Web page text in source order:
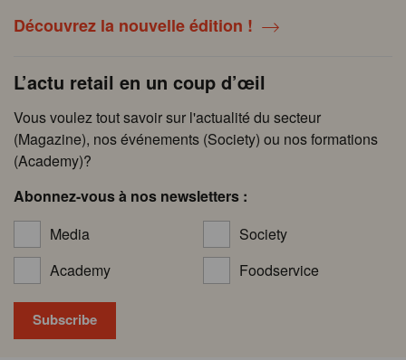
Découvrez la nouvelle édition !
L’actu retail en un coup d’œil
Vous voulez tout savoir sur l'actualité du secteur
(Magazine), nos événements (Society) ou nos formations
(Academy)?
Abonnez-vous à nos newsletters :
Media
Society
Academy
Foodservice